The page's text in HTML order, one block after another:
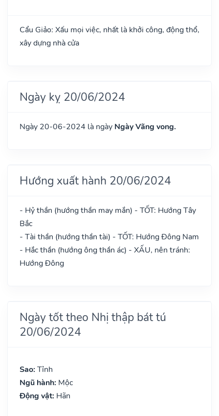
Cẩu Giảo: Xấu mọi việc, nhất là khởi công, động thổ,
xây dựng nhà cửa
Ngày kỵ 20/06/2024
Ngày 20-06-2024 là ngày Ngày Vãng vong.
Hướng xuất hành 20/06/2024
- Hỷ thần (hướng thần may mắn) - TỐT: Hướng Tây
Bắc
- Tài thần (hướng thần tài) - TỐT: Hướng Đông Nam
- Hắc thần (hướng ông thần ác) - XẤU, nên tránh:
Hướng Đông
Ngày tốt theo Nhị thập bát tú
20/06/2024
Sao: Tỉnh
Ngũ hành: Mộc
Động vật: Hãn